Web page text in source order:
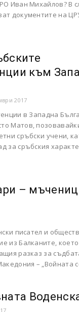
Иван Михайлов? В
документите на
към
2017
в Западна
Матов,
сръбски учени,
за сръбския
–
писател и
из Балканите,
разказ за
– „Войната